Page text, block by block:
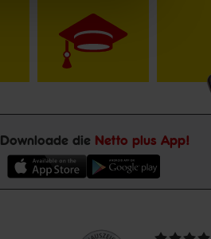
Downloade die Netto plus App!
Unsere